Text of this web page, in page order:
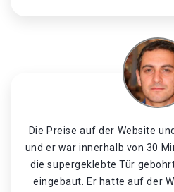
Die Preise auf der Website
und er war innerhalb von 30
die supergeklebte Tür
eingebaut. Er hatte auf der